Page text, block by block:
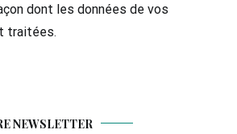
dont les données de vos
traitées.
NEWSLETTER